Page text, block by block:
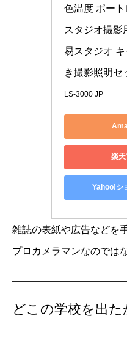
色温度 ポー
スタジオ撮影
易スタジオ
き撮影照明セ
LS-3000 JP
楽
Yahoo!シ
雑誌の表紙や広告などを
プロカメラマンなのでは
どこの学校を出た